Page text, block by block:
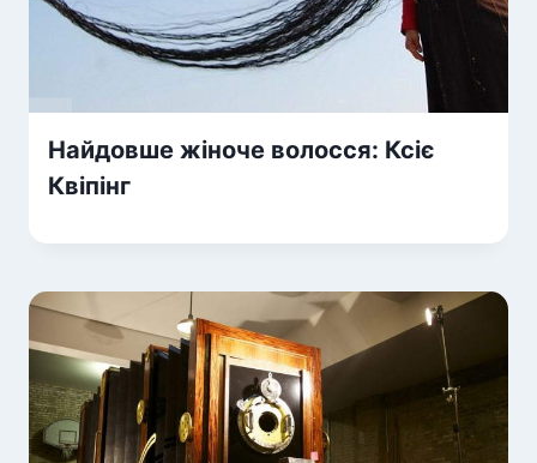
Найдовше жіноче волосся: Ксіє
Квіпінг